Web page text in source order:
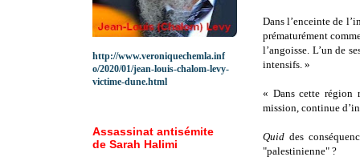
Dans l’enceinte de
prématurément
l’angoisse. L’un de
intensifs. »
« Dans cette région
mission, continue
Quid des
"palestinienne" ?
http://www.veroniquechemla.inf
o/2020/01/jean-louis-chalom-levy-
victime-dune.html
Assassinat antisémite
de Sarah Halimi